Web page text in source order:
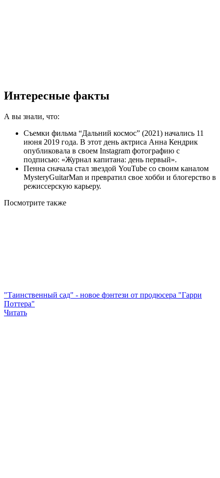
Интересные факты
А вы знали, что:
Съемки фильма “Дальний космос” (2021) начались 11
июня 2019 года. В этот день актриса Анна Кендрик
опубликовала в своем Instagram фотографию с
подписью: «Журнал капитана: день первый».
Пенна сначала стал звездой YouTube со своим каналом
MysteryGuitarMan и превратил свое хобби и блогерство в
режиссерскую карьеру.
Посмотрите также
"Таинственный сад" - новое фэнтези от продюсера "Гарри
Поттера"
Читать